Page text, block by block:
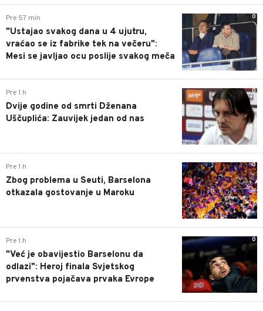
0
Pre 57 min
"Ustajao svakog dana u 4 ujutru,
vraćao se iz fabrike tek na večeru":
Mesi se javljao ocu poslije svakog meča
0
Pre 1 h
Dvije godine od smrti Dženana
Uščuplića: Zauvijek jedan od nas
0
Pre 1 h
Zbog problema u Seuti, Barselona
otkazala gostovanje u Maroku
0
Pre 1 h
"Već je obavijestio Barselonu da
odlazi": Heroj finala Svjetskog
prvenstva pojačava prvaka Evrope